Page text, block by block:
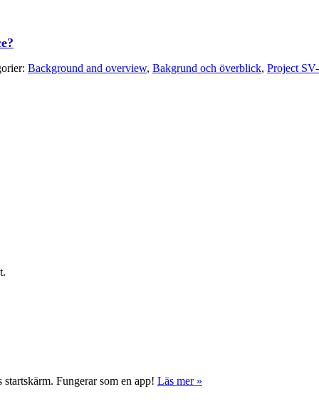
Background and overview, Bakgrund och överblick, Project
Fungerar som en app! Läs mer »